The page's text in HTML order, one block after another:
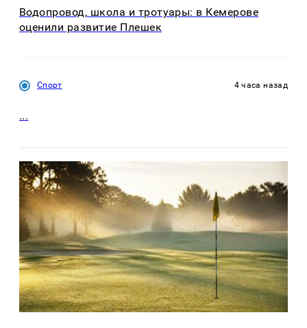
Водопровод, школа и тротуары: в Кемерове
оценили развитие Плешек
Спорт 4 часа назад
...